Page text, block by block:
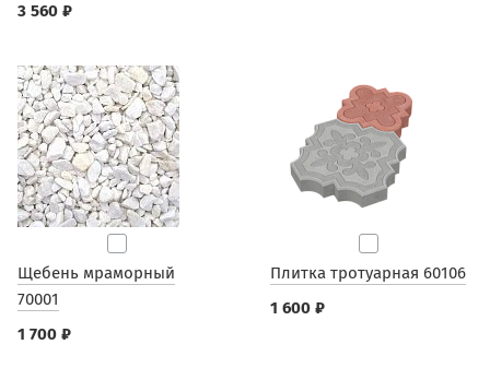
3 560 ₽
Щебень мраморный
70001
1 700 ₽
Плитка тротуарная 60106
1 600 ₽